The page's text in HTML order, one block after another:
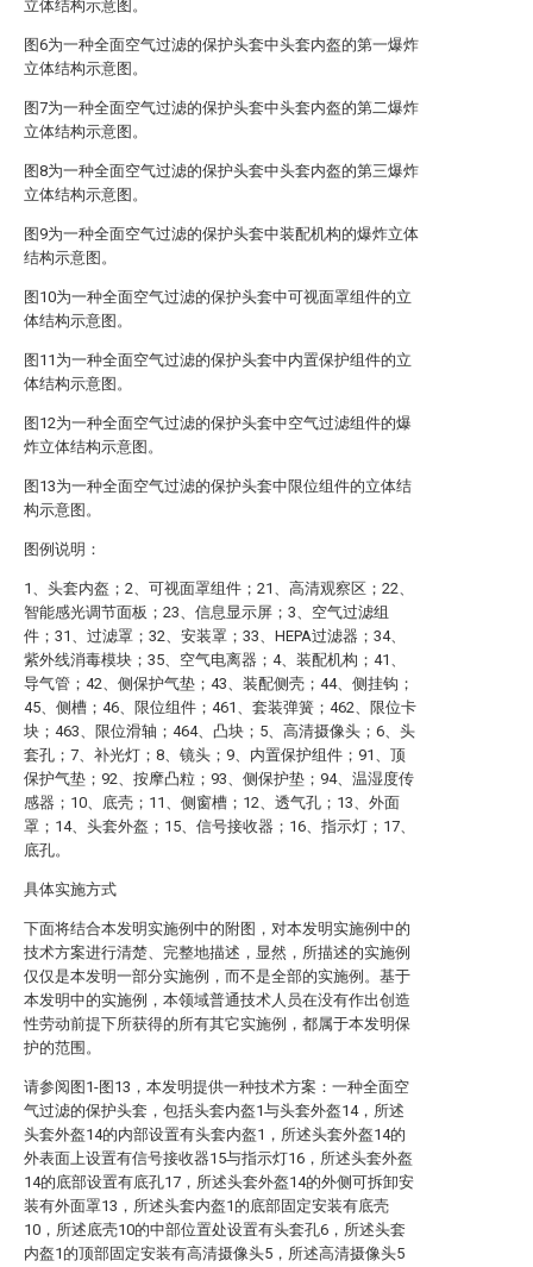
立体结构示意图。
图6为一种全面空气过滤的保护头套中头套内盔的第一爆炸
立体结构示意图。
图7为一种全面空气过滤的保护头套中头套内盔的第二爆炸
立体结构示意图。
图8为一种全面空气过滤的保护头套中头套内盔的第三爆炸
立体结构示意图。
图9为一种全面空气过滤的保护头套中装配机构的爆炸立体
结构示意图。
图10为一种全面空气过滤的保护头套中可视面罩组件的立
体结构示意图。
图11为一种全面空气过滤的保护头套中内置保护组件的立
体结构示意图。
图12为一种全面空气过滤的保护头套中空气过滤组件的爆
炸立体结构示意图。
图13为一种全面空气过滤的保护头套中限位组件的立体结
构示意图。
图例说明：
1、头套内盔；2、可视面罩组件；21、高清观察区；22、
智能感光调节面板；23、信息显示屏；3、空气过滤组
件；31、过滤罩；32、安装罩；33、HEPA过滤器；34、
紫外线消毒模块；35、空气电离器；4、装配机构；41、
导气管；42、侧保护气垫；43、装配侧壳；44、侧挂钩；
45、侧槽；46、限位组件；461、套装弹簧；462、限位卡
块；463、限位滑轴；464、凸块；5、高清摄像头；6、头
套孔；7、补光灯；8、镜头；9、内置保护组件；91、顶
保护气垫；92、按摩凸粒；93、侧保护垫；94、温湿度传
感器；10、底壳；11、侧窗槽；12、透气孔；13、外面
罩；14、头套外盔；15、信号接收器；16、指示灯；17、
底孔。
具体实施方式
下面将结合本发明实施例中的附图，对本发明实施例中的
技术方案进行清楚、完整地描述，显然，所描述的实施例
仅仅是本发明一部分实施例，而不是全部的实施例。基于
本发明中的实施例，本领域普通技术人员在没有作出创造
性劳动前提下所获得的所有其它实施例，都属于本发明保
护的范围。
请参阅图1-图13，本发明提供一种技术方案：一种全面空
气过滤的保护头套，包括头套内盔1与头套外盔14，所述
头套外盔14的内部设置有头套内盔1，所述头套外盔14的
外表面上设置有信号接收器15与指示灯16，所述头套外盔
14的底部设置有底孔17，所述头套外盔14的外侧可拆卸安
装有外面罩13，所述头套内盔1的底部固定安装有底壳
10，所述底壳10的中部位置处设置有头套孔6，所述头套
内盔1的顶部固定安装有高清摄像头5，所述高清摄像头5